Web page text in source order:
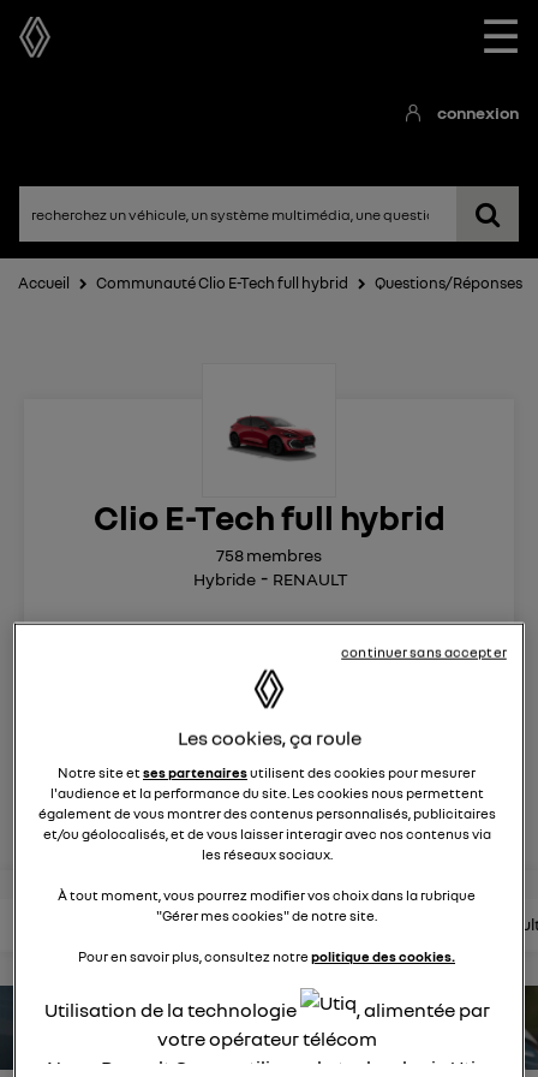
☰
connexion
Accueil Communauté Clio E-Tech full hybrid Questions/Réponses
Clio E-Tech full hybrid
Hybride RENAULT
758membres
Après 30 ans de succès, Renault Clio full hybrid E_Tech
insuffle une énergie nouvelle
posez une question
rejoignez
lire les articles consultez la brochure
estimez votre autonomie
Les cookies, ça roule
Notre site etses partenairesutilisent des cookies pour mesurer
l'audience et la performance du site. Les cookies nous permettent
également de vous montrer des contenus personnalisés, publicitaires
et/ou géolocalisés, et de vous laisser interagir avec nos contenus via
les réseaux sociaux.
À tout moment, vous pourrez modifier vos choix dans la rubrique
"Gérer mes cookies" de notre site.
Pour en savoir plus, consultez notrepolitique des cookies.
Utilisation de la technologie
, alimentée par
votre opérateur télécom
Nous, Renault Group, utilisons la technologie Utiq
continuer sans accepter